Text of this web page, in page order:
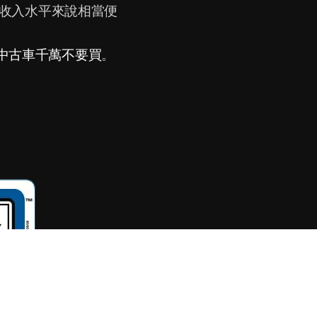
入水平來說相當便
古車千萬不要買。